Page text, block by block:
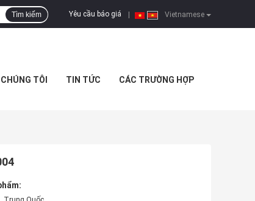
Vietnamese
Yêu cầu báo giá
Tìm kiếm
TÔI TIN TỨC CÁC TRƯỜNG HỢP